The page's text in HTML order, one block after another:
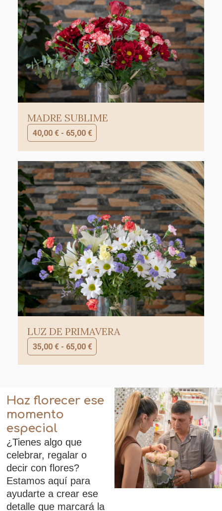
MADRE SUBLIME
40,00 € - 65,00 €
LUZ DE PRIMAVERA
35,00 € - 65,00 €
Haz florecer ese
momento
especial
¿Tienes algo que
celebrar, regalar o
decir con flores?
Estamos aquí para
ayudarte a crear ese
detalle que marcará la